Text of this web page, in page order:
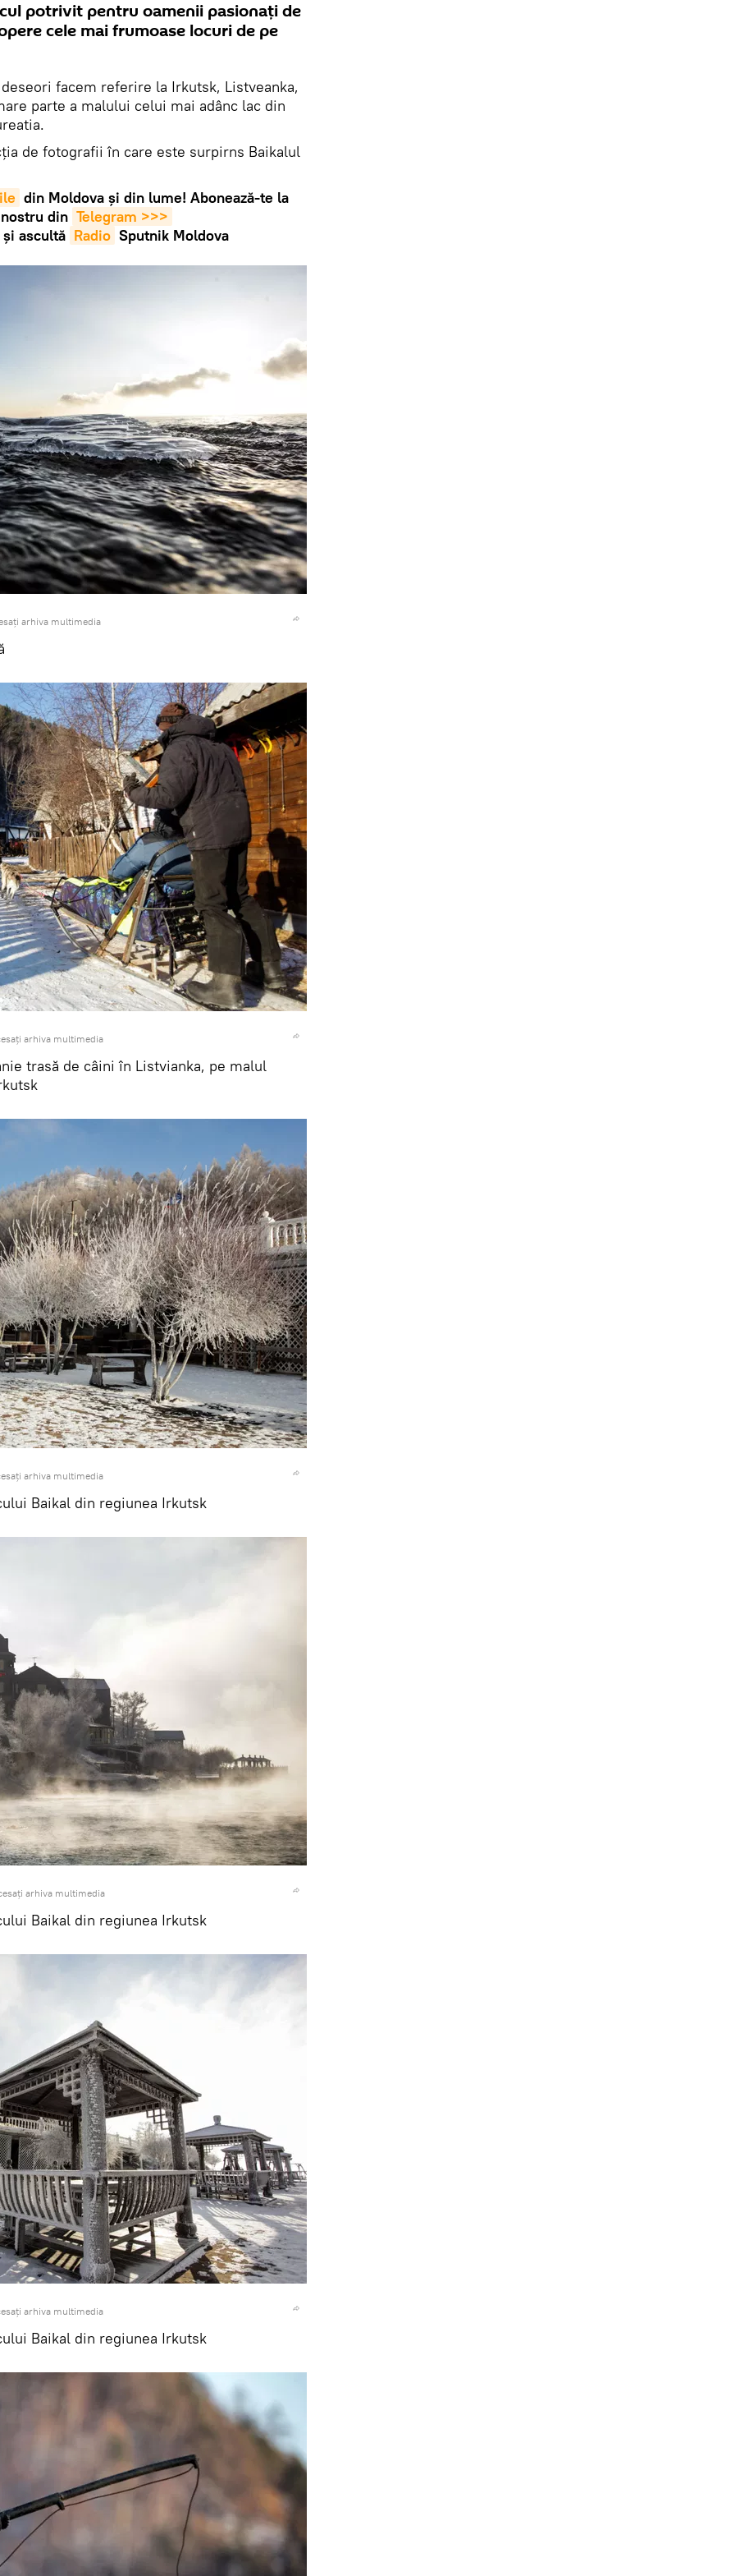
potrivit pentru oamenii pasionați de
cele mai frumoase locuri de pe
facem referire la Irkutsk, Listveanka,
parte a malului celui mai adânc lac din
de fotografii în care este surpirns Baikalul
din Moldova și din lume! Abonează-te la
din Telegram >>>
și ascultă Radio Sputnik Moldova
arhiva multimedia
arhiva multimedia
trasă de câini în Listvianka, pe malul
arhiva multimedia
Baikal din regiunea Irkutsk
arhiva multimedia
Baikal din regiunea Irkutsk
arhiva multimedia
Baikal din regiunea Irkutsk